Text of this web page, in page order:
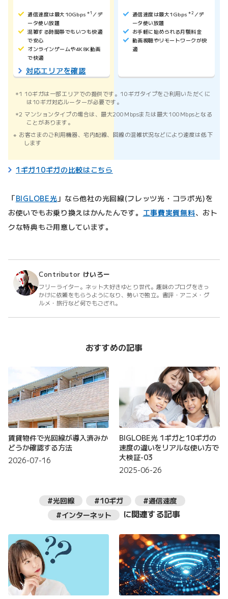
通信速度は最大10Gbps ＊1 ／デ
ータ使い放題
混雑する時間帯でもいつも快適
で安心
オンラインゲームや4K8K動画
で快適
対応エリアを確認
通信速度は最大1Gbps ＊2 ／デ
ータ使い放題
お手軽に始められる月額料金
動画視聴やリモートワークが快
適
1 10ギガは一部エリアでの提供です。10ギガタイプをご利用いただくに
は10ギガ対応ルーターが必要です。
2 マンションタイプの場合は、最大200Mbpsまたは最大100Mbpsとなる
ことがあります。
お客さまのご利用機器、宅内配線、回線の混雑状況などにより速度は低下
します
1ギガ10ギガの比較はこちら
「BIGLOBE光 」なら他社の光回線(フレッツ光・コラボ光)を
お使いでもお乗り換えはかんたんです。 工事費実質無料、おト
クな特典もご用意しています。
Contributor けいろー
フリーライター。ネット大好きゆとり世代。趣味のブログをきっ
かけに依頼をもらうようになり、勢いで独立。書評・アニメ・グ
ルメ・旅行など何でもござれ。
おすすめの記事
賃貸物件で光回線が導入済みか
どうか確認する方法
2026-07-16
BIGLOBE光 1ギガと10ギガの
速度の違いをリアルな使い方で
大検証-03
2025-06-26
#光回線 #10ギガ
#通信速度
#インターネット
に関連する記事